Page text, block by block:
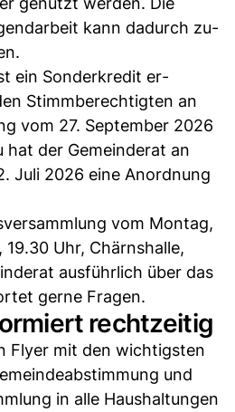
kann dadurch zu­
ein Sonderkredit er­
Stimmberechtigten an
vom 27. Septem­ber 2026
der Gemeinderat an
Juli 2026 eine Anordnung
vom Montag,
Uhr, Chärnshalle,
ausführlich über das
gerne Fragen.
rechtzeitig
Flyer mit den wichtigsten
und
in alle Haushaltungen